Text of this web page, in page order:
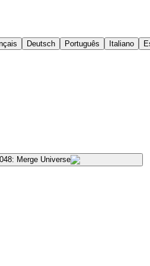
Deutsch Português Italiano
Merge Universe